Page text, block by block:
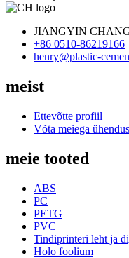
JIANGYIN
+86 0510-86219166
henry@plastic-
meist
Ettevõtte profiil
Võta meiega
meie tooted
ABS
PC
PETG
PVC
Tindiprinteri leht ja
Holo foolium